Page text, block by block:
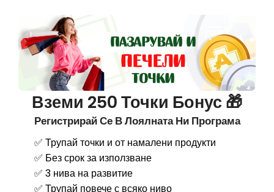
Вземи 250 Точки Бонус 🎁
Регистрирай Се В Лоялната Ни Програма
✅ Трупай точки и от намалени продукти
✅ Без срок за използване
✅ 3 нива на развитие
✅ Трупай повече с всяко ниво